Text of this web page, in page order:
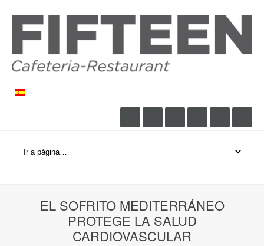
EL SOFRITO MEDITERRÁNEO
PROTEGE LA SALUD
CARDIOVASCULAR